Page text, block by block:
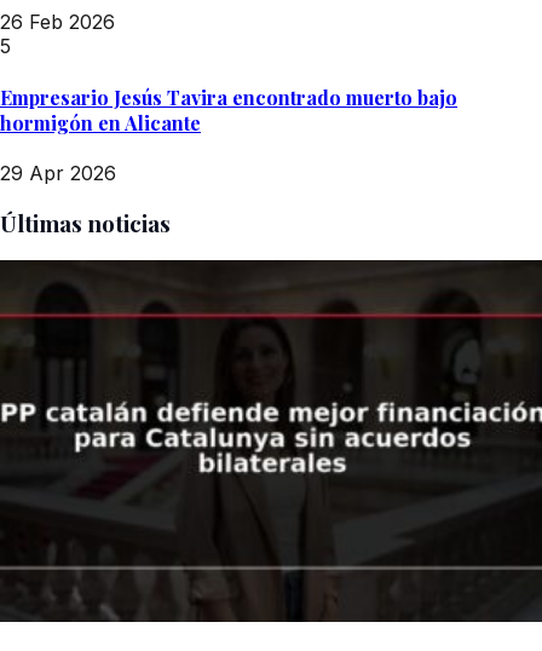
26 Feb 2026
5
Empresario Jesús Tavira encontrado muerto bajo
hormigón en Alicante
29 Apr 2026
Últimas noticias